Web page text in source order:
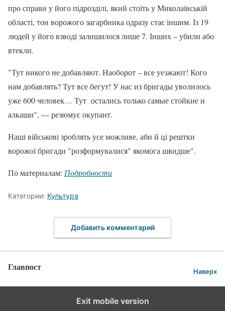
про справи у його підрозділі, який стоїть у Миколаївській
області, тон ворожого загарбника одразу стає іншим. Із 19
людей у його взводі залишилося лише 7. Інших – убили або
втекли.
"Тут никого не добавляют. Наоборот – все уезжают! Кого
нам добавлять? Тут все бегут! У нас из бригады уволилось
уже 600 человек… Тут остались только самые стойкие и
алкаши", — резюмує окупант.
Наші військові зроблять усе можливе, аби й ці рештки
ворожої бригади "розформувалися" якомога швидше".
По материалам: Подробности
Категории: Культура
Добавить комментарий
Главпост Наверх
Exit mobile version